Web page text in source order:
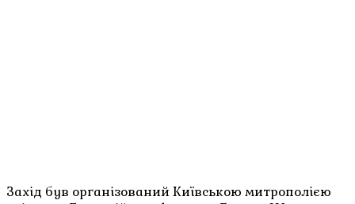
Захід був організований Київською митрополією